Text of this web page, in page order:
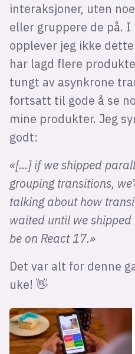
interaksjoner, uten
eller gruppere de på.
opplever jeg ikke
har lagd flere
tungt av asynkrone
fortsatt til gode å se
mine produkter. Jeg
godt:
«[...] if we shipped
grouping transitions,
talking about how
waited until we shipped
be on React 17.»
Det var alt for denne
uke! 👋